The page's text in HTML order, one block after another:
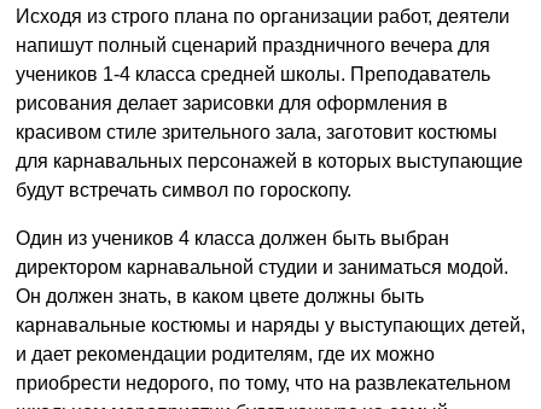
Исходя из строго плана по организации работ, деятели
напишут полный сценарий праздничного вечера для
учеников 1-4 класса средней школы. Преподаватель
рисования делает зарисовки для оформления в
красивом стиле зрительного зала, заготовит костюмы
для карнавальных персонажей в которых выступающие
будут встречать символ по гороскопу.
Один из учеников 4 класса должен быть выбран
директором карнавальной студии и заниматься модой.
Он должен знать, в каком цвете должны быть
карнавальные костюмы и наряды у выступающих детей,
и дает рекомендации родителям, где их можно
приобрести недорого, по тому, что на развлекательном